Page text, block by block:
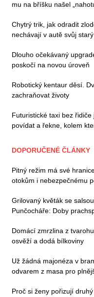
mu na bříšku našel
Chytrý trik, jak odradit
nechávají v autě svůj
Dlouho očekávaný
poskočí na novou úroveň
Robotický kentaur děsí.
zachraňovat životy
Futuristické taxi bez
povídat a řekne, kolem
DOPORUČENÉ ČLÁNKY
Pitný režim má své
otokům i nebezpečnému
Grilovaný květák se
Punčocháře: Doby
Domácí zmrzlina z
osvěží a dodá bílkoviny
Už žádná majonéza v
odvarem z masa pro
Proč si ženy pořizují